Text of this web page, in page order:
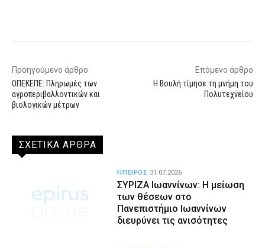
Προηγούμενο άρθρο
ΟΠΕΚΕΠΕ: Πληρωμές των
αγροπεριβαλλοντικών και
βιολογικών μέτρων
Επόμενο άρθρο
H Βουλή τίμησε τη μνήμη του
Πολυτεχνείου
ΣΧΕΤΙΚΑ ΑΡΘΡΑ
ΣΥΡΙΖΑ Ιωαννίνων: Η μείωση
των θέσεων στο
Πανεπιστήμιο Ιωαννίνων
διευρύνει τις ανισότητες
ΗΠΕΙΡΟΣ 31.07.2026